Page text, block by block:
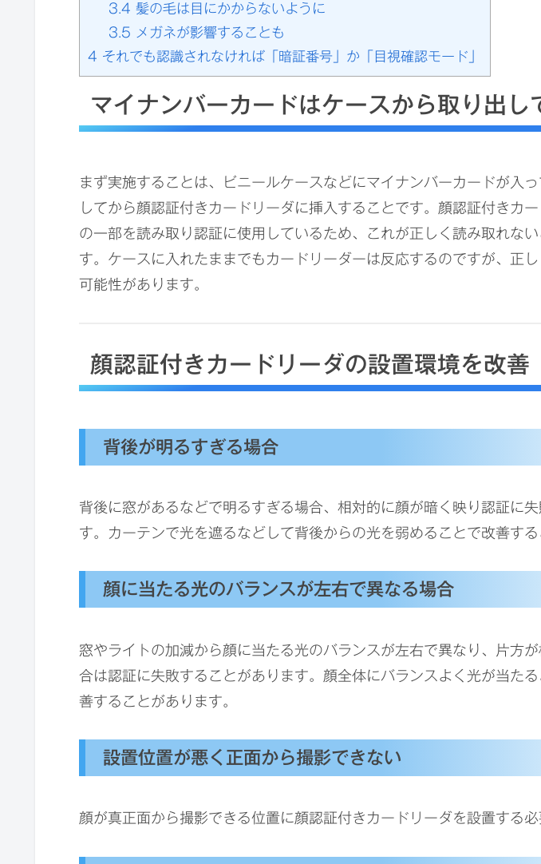
3.4 髪の毛は目にかからないように
3.5 メガネが影響することも
4 それでも認識されなければ「暗証番号」か「目視確認モード」
マイナンバーカードはケースから取り出し
まず実施することは、ビニールケースなどにマイナンバーカードが入
してから顔認証付きカードリーダに挿入することです。顔認証付きカ
の一部を読み取り認証に使用しているため、これが正しく読み取れな
す。ケースに入れたままでもカードリーダーは反応するのですが、正
可能性があります。
顔認証付きカードリーダの設置環境を改善
背後が明るすぎる場合
背後に窓があるなどで明るすぎる場合、相対的に顔が暗く映り認証に
す。カーテンで光を遮るなどして背後からの光を弱めることで改善する
顔に当たる光のバランスが左右で異なる場合
窓やライトの加減から顔に当たる光のバランスが左右で異なり、片方
合は認証に失敗することがあります。顔全体にバランスよく光が当た
善することがあります。
設置位置が悪く正面から撮影できない
顔が真正面から撮影できる位置に顔認証付きカードリーダを設置する必